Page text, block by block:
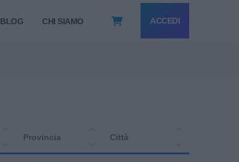
BLOG CHI SIAMO ACCEDI
Provincia Città